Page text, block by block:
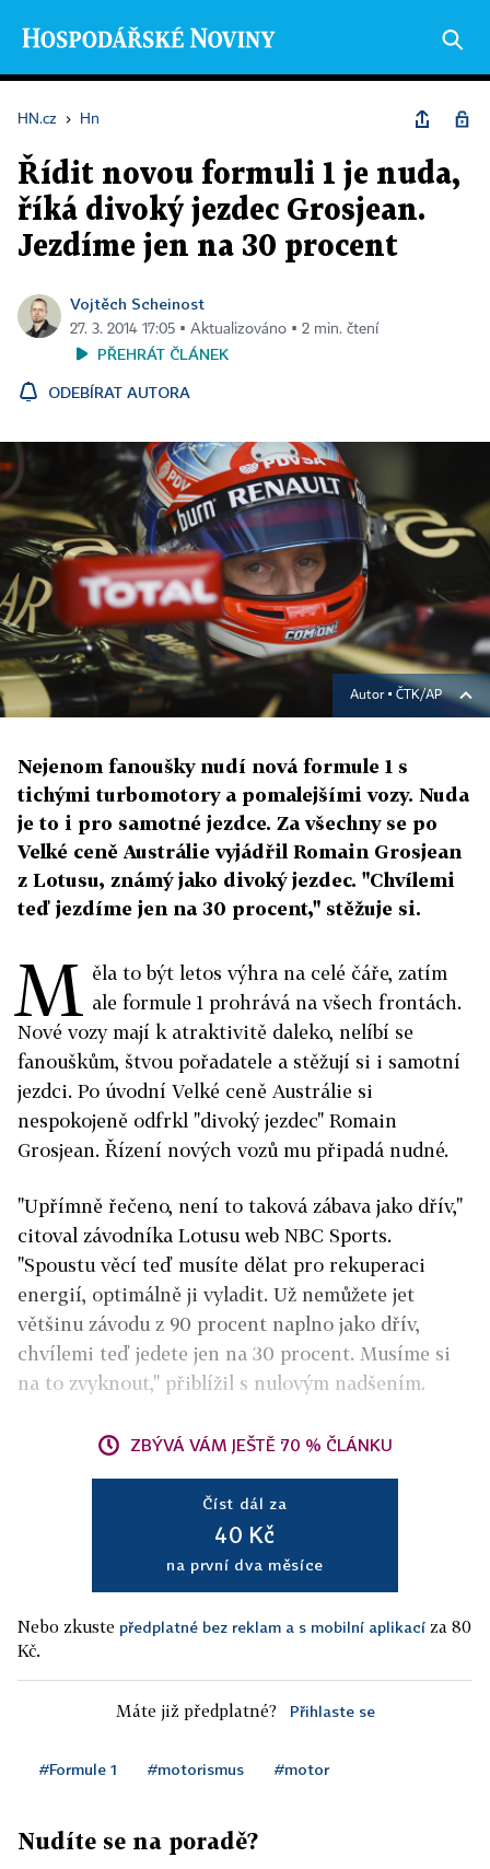
HN.cz › Hn
Řídit novou formuli 1 je nuda,
říká divoký jezdec Grosjean.
Jezdíme jen na 30 procent
Vojtěch Scheinost
27. 3. 2014 17:05 ▪ Aktualizováno ▪ 2 min. čtení
PŘEHRÁT ČLÁNEK
ODEBÍRAT AUTORA
Autor ▪ ČTK/AP
Nejenom fanoušky nudí nová formule 1 s
tichými turbomotory a pomalejšími vozy. Nuda
je to i pro samotné jezdce. Za všechny se po
Velké ceně Austrálie vyjádřil Romain Grosjean
z Lotusu, známý jako divoký jezdec. "Chvílemi
teď jezdíme jen na 30 procent," stěžuje si.
M ěla to být letos výhra na celé čáře, zatím
ale formule 1 prohrává na všech frontách.
Nové vozy mají k atraktivitě daleko, nelíbí se
fanouškům, štvou pořadatele a stěžují si i samotní
jezdci. Po úvodní Velké ceně Austrálie si
nespokojeně odfrkl "divoký jezdec" Romain
Grosjean. Řízení nových vozů mu připadá nudné.
"Upřímně řečeno, není to taková zábava jako dřív,"
citoval závodníka Lotusu web NBC Sports.
"Spoustu věcí teď musíte dělat pro rekuperaci
energií, optimálně ji vyladit. Už nemůžete jet
většinu závodu z 90 procent naplno jako dřív,
chvílemi teď jedete jen na 30 procent. Musíme si
na to zvyknout," přiblížil s nulovým nadšením.
ZBÝVÁ VÁM JEŠTĚ 70 % ČLÁNKU
Číst dál za
40 Kč
na první dva měsíce
Nebo zkuste předplatné bez reklam a s mobilní aplikací za 80
Kč.
Máte již předplatné? Přihlaste se
#Formule 1 #motorismus #motor
Nudíte se na poradě?